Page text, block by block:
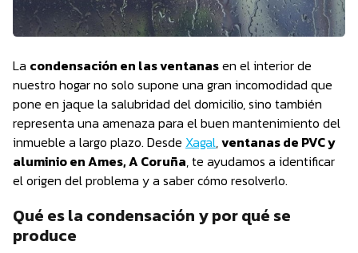
La condensación en las ventanasen el interior de
nuestro hogar no solo supone una gran incomodidad que
pone en jaque la salubridad del domicilio, sino también
representa una amenaza para el buen mantenimiento del
inmueble a largo plazo. Desde Xagal,ventanas de PVC y
aluminio en Ames, A Coruña, te ayudamos a identificar
el origen del problema y a saber cómo resolverlo.
Qué es la condensación y por qué se
produce